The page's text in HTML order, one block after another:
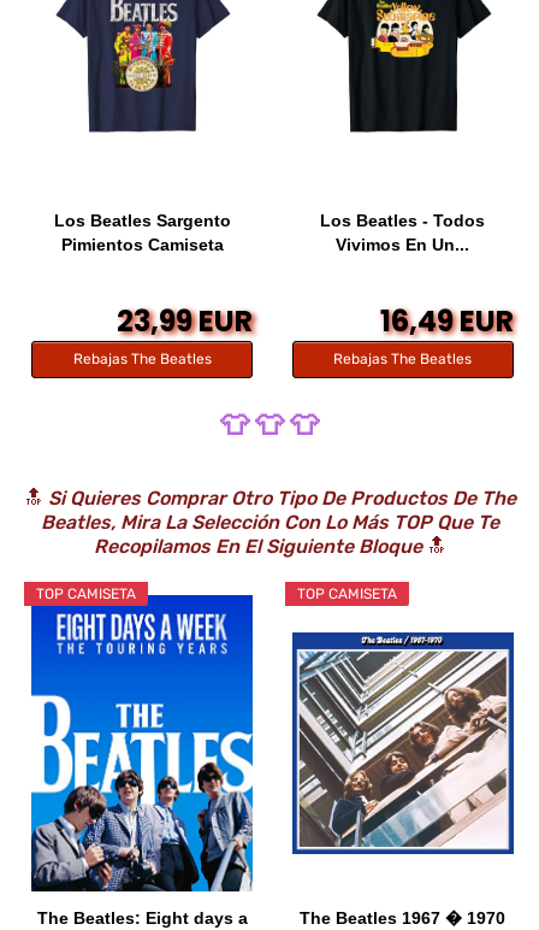
Los Beatles Sargento
Pimientos Camiseta
23,99 EUR
Rebajas The Beatles
Los Beatles - Todos
Vivimos En Un...
16,49 EUR
Rebajas The Beatles
👕 👕 👕
🔝 Si Quieres Comprar Otro Tipo De Productos De The
Beatles, Mira La Selección Con Lo Más TOP Que Te
Recopilamos En El Siguiente Bloque🔝
TOP CAMISETA
The Beatles: Eight days a
TOP CAMISETA
The Beatles 1967 � 1970